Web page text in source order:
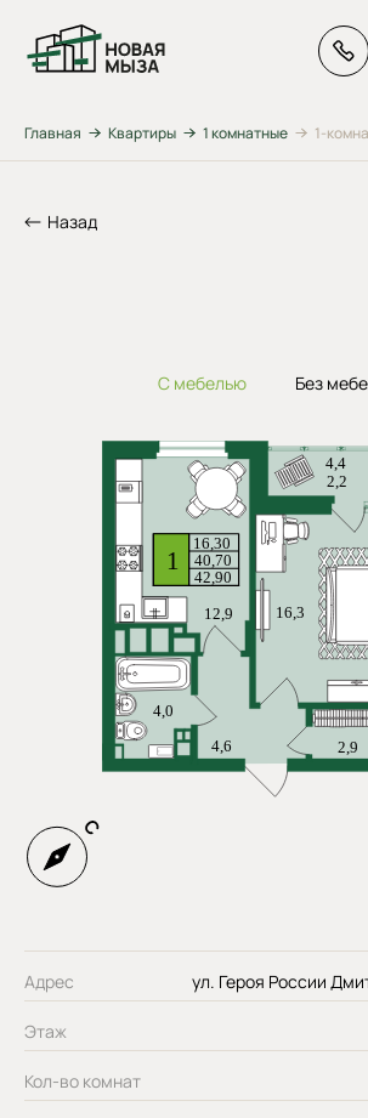
Главная Квартиры 1 комнатные 1-
Назад
С мебелью Без
Адрес ул. Героя России
Этаж
Кол-во комнат